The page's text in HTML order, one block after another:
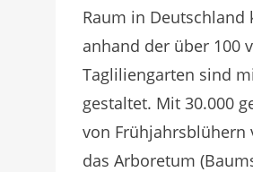
Raum in
anhand der über 100
Tagliliengarten sind
gestaltet. Mit 30.000
von Frühjahrsblühern
das Arboretum